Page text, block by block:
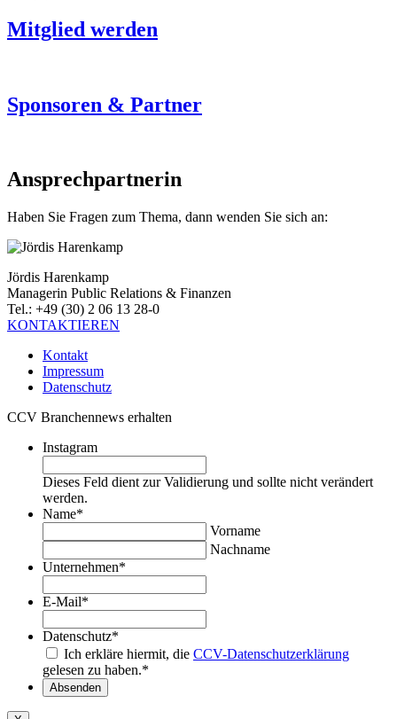
Mitglied werden
Sponsoren & Partner
Ansprechpartnerin
Haben Sie Fragen zum Thema, dann wenden Sie sich an:
Jördis Harenkamp
Managerin Public Relations & Finanzen
Tel.: +49 (30) 2 06 13 28-0
KONTAKTIEREN
Kontakt
Impressum
Datenschutz
CCV Branchennews erhalten
Instagram
Dieses Feld dient zur Validierung und sollte nicht verändert
werden.
Name*
Vorname
Nachname
Unternehmen*
E-Mail*
Datenschutz*
Ich erkläre hiermit, die CCV-Datenschutzerklärung
gelesen zu haben.*
Absenden